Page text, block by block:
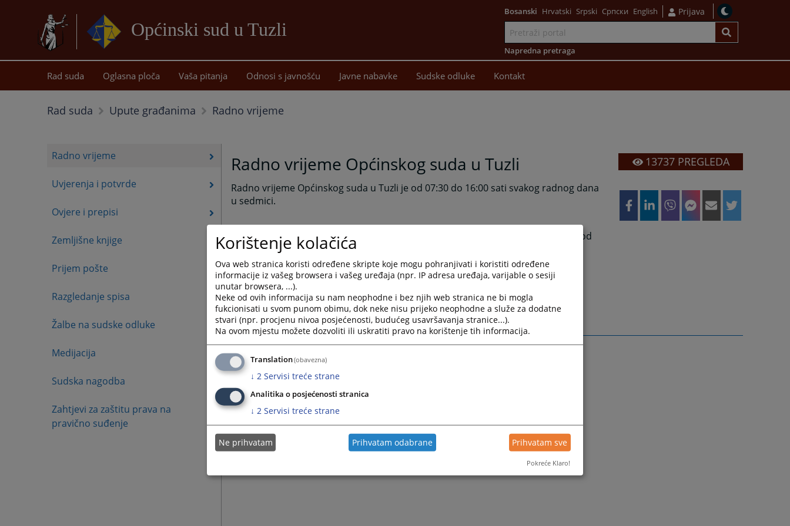
Općinski sud u Tuzli
sadržaj
Bosanski Hrvatski Srpski Српски English Prijava
Napredna pretraga
Rad suda Oglasna ploča Vaša pitanja Odnosi s javnošću Javne nabavke Sudske odluke Kontakt
Rad suda Upute građanima Radno vrijeme
Radno vrijeme
Uvjerenja i potvrde
Ovjere i prepisi
Zemljišne knjige
Prijem pošte
Razgledanje spisa
Žalbe na sudske odluke
Medijacija
Sudska nagodba
Zahtjevi za zaštitu prava na
pravično suđenje
Radno vrijeme Općinskog suda u Tuzli
Radno vrijeme Općinskog suda u Tuzli je od 07:30 do 16:00 sati svakog radnog dana
u sedmici.
Radno vrijeme prijemne kancelarije i pisarne ovog suda za rad sa strankama je od
09:00 do 14:00 sati svakog radnog dana u sedmici.
Radno vrijeme Odjeljenja za zemljišnoknjižne poslove ovog suda za rad sa
strankama je od 08:00 do 13:00 sati svakog radnog dana u sedmici.
13737PREGLEDA
Korištenje kolačića
Ova web stranica koristi određene skripte koje mogu pohranjivati i koristiti određene
informacije iz vašeg browsera i vašeg uređaja (npr. IP adresa uređaja, varijable o sesiji
unutar browsera, ...).
Neke od ovih informacija su nam neophodne i bez njih web stranica ne bi mogla
fukcionisati u svom punom obimu, dok neke nisu prijeko neophodne a služe za dodatne
stvari (npr. procjenu nivoa posjećenosti, budućeg usavršavanja stranice...).
Na ovom mjestu možete dozvoliti ili uskratiti pravo na korištenje tih informacija.
Translation(obavezna)
↓ 2 Servisi treće strane
Analitika o posjećenosti stranica
↓ 2 Servisi treće strane
Ne prihvatam Prihvatam odabrane Prihvatam sve
Pokreće Klaro!